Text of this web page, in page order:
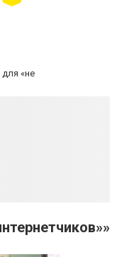
для «не